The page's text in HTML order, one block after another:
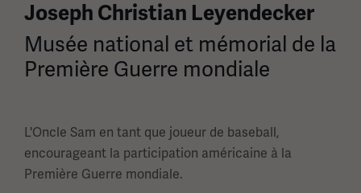
Joseph Christian Leyendecker
Musée national et mémorial de la
Première Guerre mondiale
L'Oncle Sam en tant que joueur de baseball,
encourageant la participation américaine à la
Première Guerre mondiale.